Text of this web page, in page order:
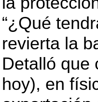
“¿Qué
revierta la
Detalló que
hoy), en